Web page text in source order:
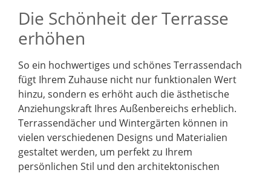
Die Schönheit der Terrasse
erhöhen
So ein hochwertiges und schönes Terrassendach
fügt Ihrem Zuhause nicht nur funktionalen Wert
hinzu, sondern es erhöht auch die ästhetische
Anziehungskraft Ihres Außenbereichs erheblich.
Terrassendächer und Wintergärten können in
vielen verschiedenen Designs und Materialien
gestaltet werden, um perfekt zu Ihrem
persönlichen Stil und den architektonischen